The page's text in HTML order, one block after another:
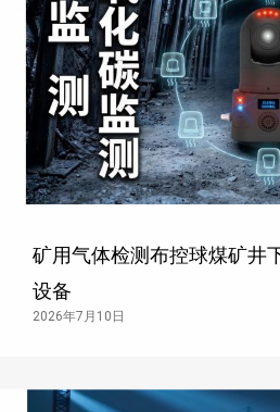
矿用气体检测布控球煤矿井
设备
2026年7月10日